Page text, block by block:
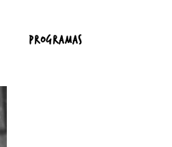
PROGRAMAS